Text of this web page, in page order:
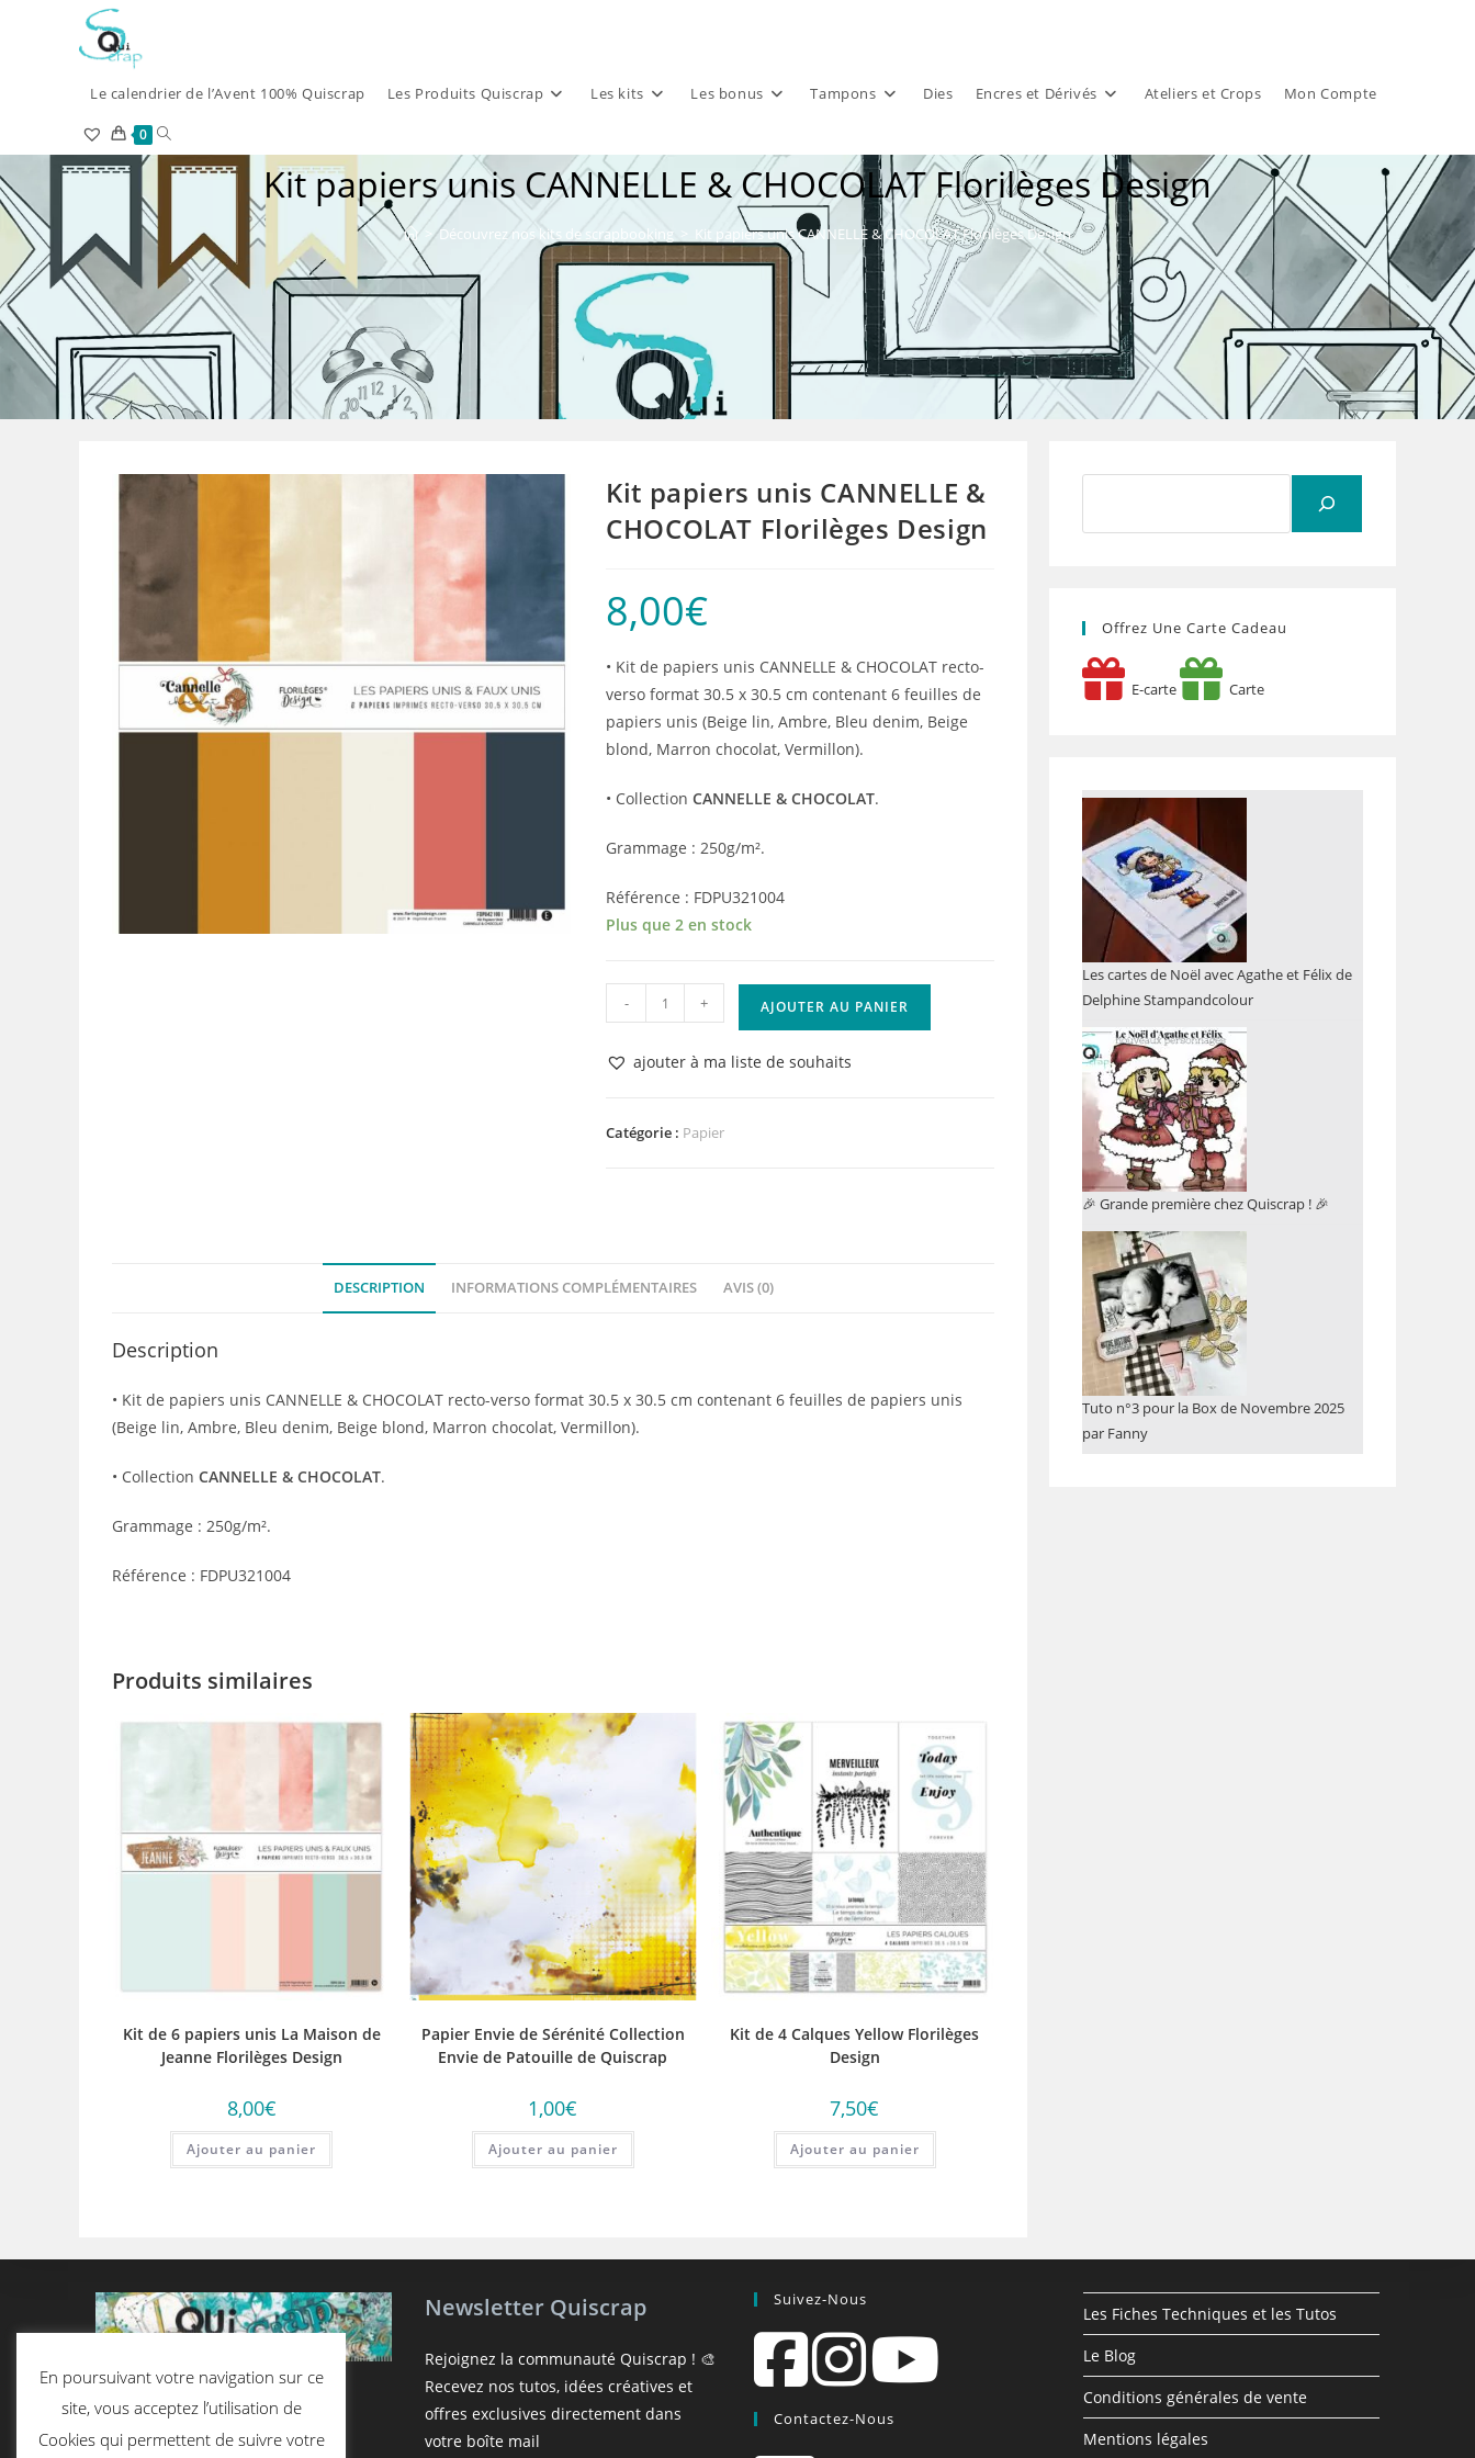
Le calendrier de l’Avent 100% Quiscrap Les Produits Quiscrap Les kits Les bonus Tampons Dies Encres et Dérivés Ateliers et Crops Mon Compte
0 Toggle
website
search
Kit papiers unis CANNELLE & CHOCOLAT Florilèges Design
> Découvrez nos kits de scrapbooking Kit papiers unis CANNELLE & CHOCOLAT Florilèges Design
Kit papiers unis CANNELLE &
CHOCOLAT Florilèges Design
8,00€
• Kit de papiers unis CANNELLE & CHOCOLAT recto-
verso format 30.5 x 30.5 cm contenant 6 feuilles de
papiers unis (Beige lin, Ambre, Bleu denim, Beige
blond, Marron chocolat, Vermillon).
• CollectionCANNELLE & CHOCOLAT.
Grammage : 250g/m².
Référence : FDPU321004
Plus que 2 en stock
quantité
de
Kit
papiers
CANNELLE
- + AJOUTER AU PANIER
ajouter à ma liste de souhaits
Catégorie : Papier
DESCRIPTION INFORMATIONS COMPLÉMENTAIRES AVIS (0)
Description
• Kit de papiers unis CANNELLE & CHOCOLAT recto-verso format 30.5 x 30.5 cm contenant 6 feuilles de papiers unis
(Beige lin, Ambre, Bleu denim, Beige blond, Marron chocolat, Vermillon).
• Collection CANNELLE & CHOCOLAT.
Grammage : 250g/m².
Référence : FDPU321004
Produits similaires
Kit de 6 papiers unis La Maison de
Jeanne Florilèges Design
8,00€
Ajouter au panier
Papier Envie de Sérénité Collection
Envie de Patouille de Quiscrap
1,00€
Ajouter au panier
Kit de 4 Calques Yellow Florilèges
Design
7,50€
Ajouter au panier
Offrez Une Carte Cadeau
E-carte Carte
Les cartes de Noël avec Agathe et Félix de
Delphine Stampandcolour
🎉 Grande première chez Quiscrap ! 🎉
Tuto n°3 pour la Box de Novembre 2025
par Fanny
Newsletter Quiscrap
Rejoignez la communauté Quiscrap ! 🎨
Recevez nos tutos, idées créatives et
offres exclusives directement dans
votre boîte mail
Suivez-Nous
Contactez-Nous
Les Fiches Techniques et les Tutos
Le Blog
Conditions générales de vente
Mentions légales
En poursuivant votre navigation sur ce
site, vous acceptez l’utilisation de
Cookies qui permettent de suivre votre